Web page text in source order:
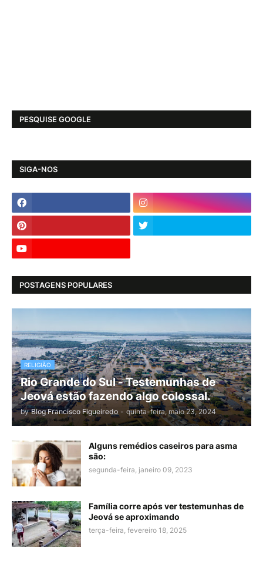
PESQUISE GOOGLE
SIGA-NOS
POSTAGENS POPULARES
RELIGIÃO
Rio Grande do Sul - Testemunhas de
Jeová estão fazendo algo colossal.
by Blog Francisco Figueiredo - quinta-feira, maio 23, 2024
Alguns remédios caseiros para asma
são:
segunda-feira, janeiro 09, 2023
Família corre após ver testemunhas de
Jeová se aproximando
terça-feira, fevereiro 18, 2025